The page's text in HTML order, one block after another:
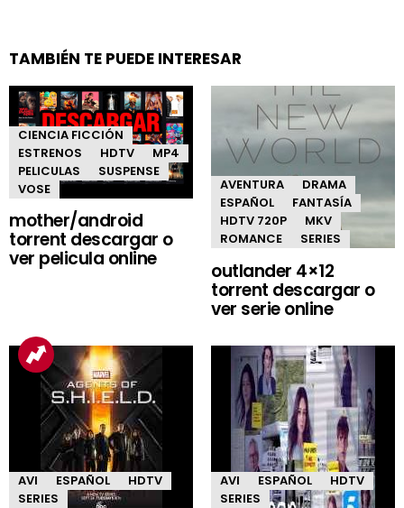
TAMBIÉN TE PUEDE INTERESAR
CIENCIA FICCIÓN
ESTRENOS
HDTV
MP4
PELICULAS
SUSPENSE
VOSE
mother/android
torrent descargar o
ver pelicula online
AVENTURA
DRAMA
ESPAÑOL
FANTASÍA
HDTV 720P
MKV
ROMANCE
SERIES
outlander 4×12
torrent descargar o
ver serie online
AVI ESPAÑOL
HDTV
SERIES
AVI ESPAÑOL
HDTV
SERIES